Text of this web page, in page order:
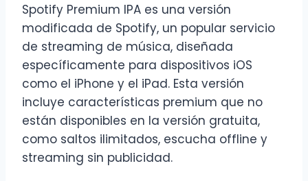
Spotify Premium IPA es una versión
modificada de Spotify, un popular servicio
de streaming de música, diseñada
específicamente para dispositivos iOS
como el iPhone y el iPad. Esta versión
incluye características premium que no
están disponibles en la versión gratuita,
como saltos ilimitados, escucha offline y
streaming sin publicidad.